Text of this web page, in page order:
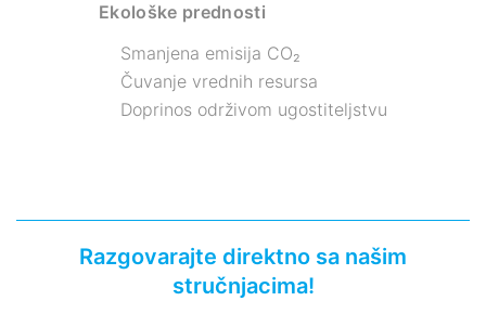
Ekološke prednosti
Smanjena emisija CO₂
Čuvanje vrednih resursa
Doprinos održivom ugostiteljstvu
Razgovarajte direktno sa našim
stručnjacima!